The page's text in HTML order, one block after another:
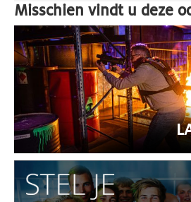
Misschien vindt u deze